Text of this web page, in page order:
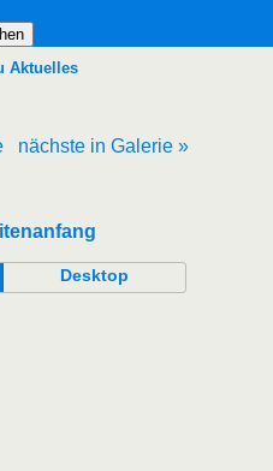
Aktuelles
nächste in Galerie »
Desktop